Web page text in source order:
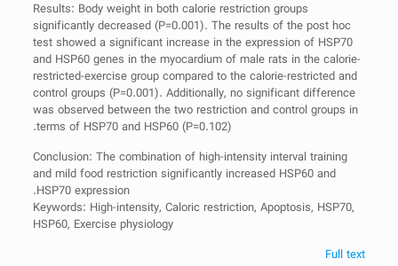
Results: Body weight in both calorie restriction groups
significantly decreased (P=0.001). The results of the post hoc
test showed a significant increase in the expression of HSP70
and HSP60 genes in the myocardium of male rats in the calorie-
restricted-exercise group compared to the calorie-restricted and
control groups (P=0.001). Additionally, no significant difference
was observed between the two restriction and control groups in
terms of HSP70 and HSP60 (P=0.102).
Conclusion: The combination of high-intensity interval training
and mild food restriction significantly increased HSP60 and
HSP70 expression.
Keywords: High-intensity, Caloric restriction, Apoptosis, HSP70,
HSP60, Exercise physiology
Full text